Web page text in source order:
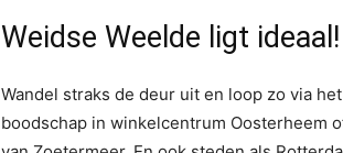
Weidse Weelde ligt ideaal!
Wandel straks de deur uit en loop zo via
boodschap in winkelcentrum Oosterheem